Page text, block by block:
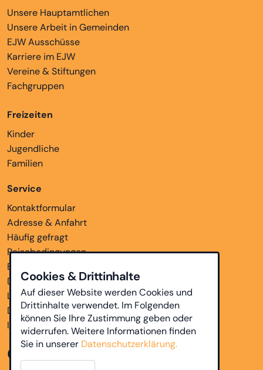
Unsere Hauptamtlichen
Unsere Arbeit in Gemeinden
EJW Ausschüsse
Karriere im EJW
Vereine & Stiftungen
Fachgruppen
Freizeiten
Kinder
Jugendliche
Familien
Service
Kontaktformular
Adresse & Anfahrt
Häufig gefragt
Reisebedingungen
Bankverbindungen
Downloads
Links
Datenschutz
Impressum
Cookies & Drittinhalte
Auf dieser Website werden Cookies und
Drittinhalte verwendet. Im Folgenden
können Sie Ihre Zustimmung geben oder
widerrufen. Weitere Informationen finden
Sie in unserer Datenschutzerklärung.